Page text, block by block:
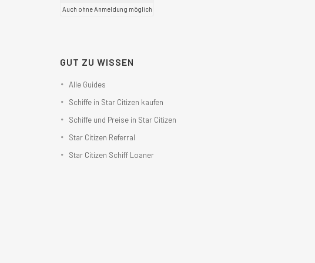
Auch ohne Anmeldung möglich
GUT ZU WISSEN
Alle Guides
Schiffe in Star Citizen kaufen
Schiffe und Preise in Star Citizen
Star Citizen Referral
Star Citizen Schiff Loaner